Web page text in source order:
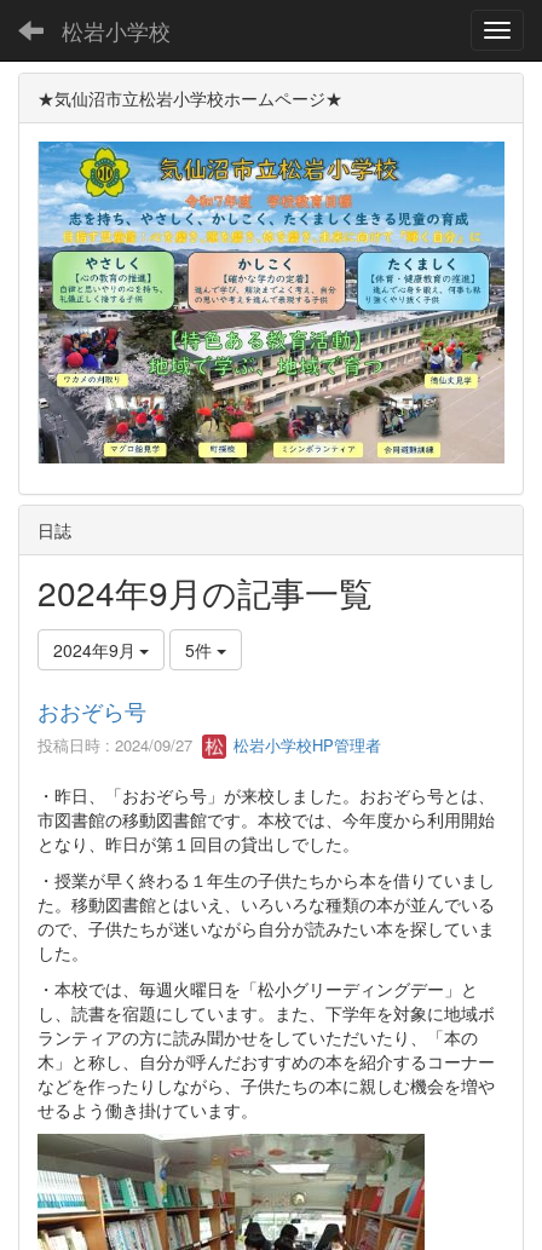
松岩小学校
★気仙沼市立松岩小学校ホームページ★
日誌
2024年9月の記事一覧
2024年9月 5件
おおぞら号
投稿日時 : 2024/09/27 松岩小学校HP管理者
・昨日、「おおぞら号」が来校しました。おおぞら号とは、
市図書館の移動図書館です。本校では、今年度から利用開始
となり、昨日が第１回目の貸出しでした。
・授業が早く終わる１年生の子供たちから本を借りていまし
た。移動図書館とはいえ、いろいろな種類の本が並んでいる
ので、子供たちが迷いながら自分が読みたい本を探していま
した。
・本校では、毎週火曜日を「松小グリーディングデー」と
し、読書を宿題にしています。また、下学年を対象に地域ボ
ランティアの方に読み聞かせをしていただいたり、「本の
木」と称し、自分が呼んだおすすめの本を紹介するコーナー
などを作ったりしながら、子供たちの本に親しむ機会を増や
せるよう働き掛けています。